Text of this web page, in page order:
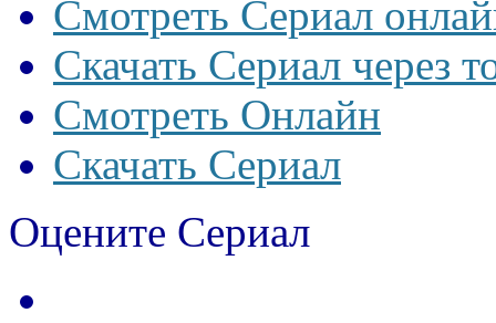
Смотреть Сериал
Скачать Сериал через
Смотреть Онлайн
Скачать Сериал
Оцените Сериал